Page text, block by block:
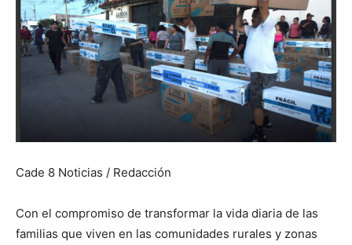
Cade 8 Noticias / Redacción
Con el compromiso de transformar la vida diaria de las
familias que viven en las comunidades rurales y zonas